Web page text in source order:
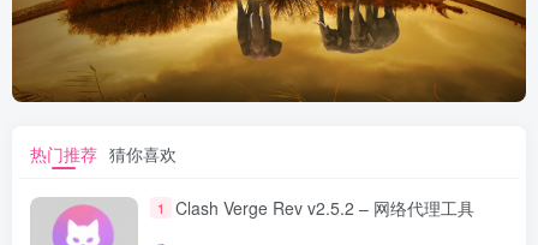
热门推荐 猜你喜欢
1 Clash Verge Rev v2.5.2 – 网络代理工具